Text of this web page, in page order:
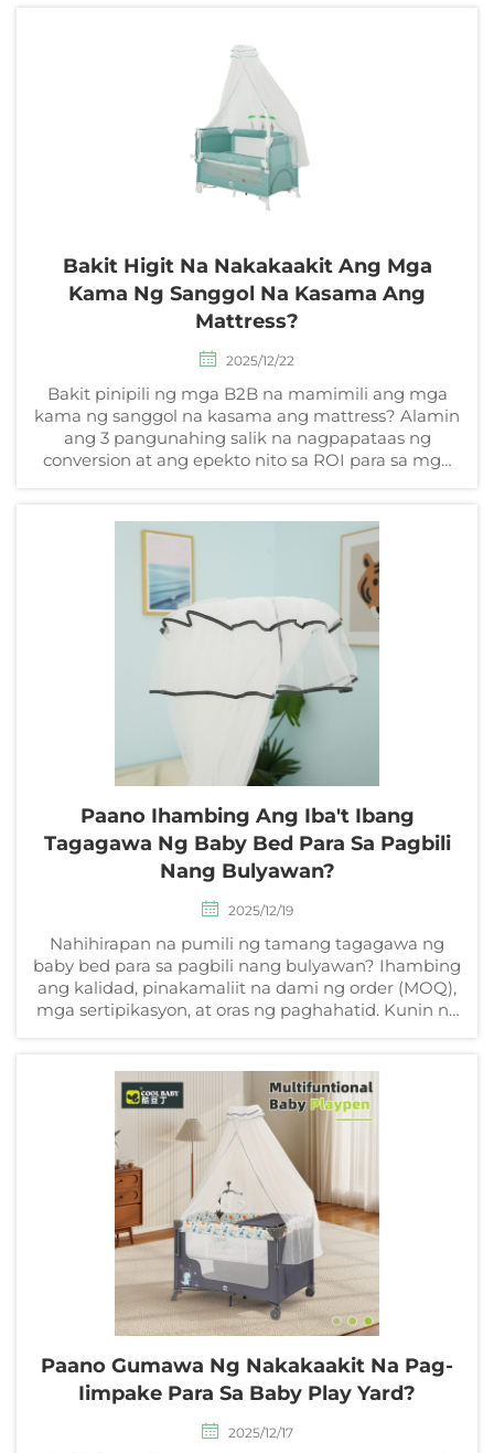
Bakit Higit Na Nakakaakit Ang Mga
Kama Ng Sanggol Na Kasama Ang
Mattress?
2025/12/22
Bakit pinipili ng mga B2B na mamimili ang mga
kama ng sanggol na kasama ang mattress? Alamin
ang 3 pangunahing salik na nagpapataas ng
conversion at ang epekto nito sa ROI para sa mga
Paano Ihambing Ang Iba't Ibang
Tagagawa Ng Baby Bed Para Sa Pagbili
Nang Bulyawan?
2025/12/19
Nahihirapan na pumili ng tamang tagagawa ng
baby bed para sa pagbili nang bulyawan? Ihambing
ang kalidad, pinakamaliit na dami ng order (MOQ),
mga sertipikasyon, at oras ng paghahatid. Kunin na
Paano Gumawa Ng Nakakaakit Na Pag-
Iimpake Para Sa Baby Play Yard?
2025/12/17